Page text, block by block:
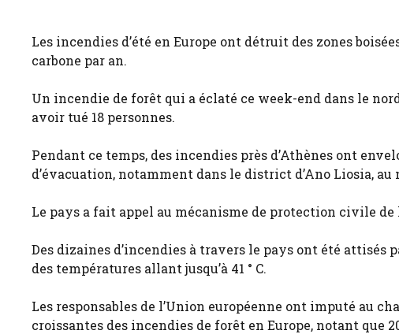
Les incendies d’été en Europe ont détruit des zones
carbone par an.
Un incendie de forêt qui a éclaté ce week-end dans le
avoir tué 18 personnes.
Pendant ce temps, des incendies près d’Athènes ont
d’évacuation, notamment dans le district d’Ano Liosia, au
Le pays a fait appel au mécanisme de protection civile
Des dizaines d’incendies à travers le pays ont été
des températures allant jusqu’à 41 ° C.
Les responsables de l’Union européenne ont imputé au
croissantes des incendies de forêt en Europe, notant que